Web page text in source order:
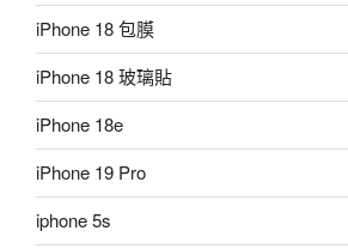
iPhone 18 包膜
iPhone 18 玻璃貼
iPhone 18e
iPhone 19 Pro
iphone 5s